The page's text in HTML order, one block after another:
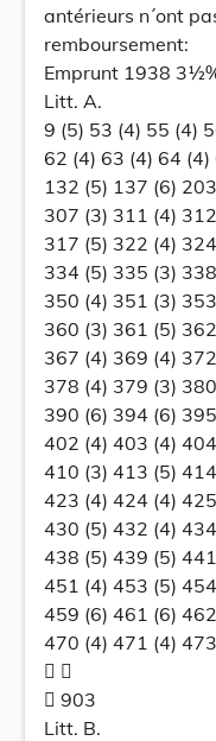
antérieurs n´ont
remboursement:
Emprunt 1938
Litt. A.
9 (5) 53 (4) 55 (4)
62 (4) 63 (4) 64
132 (5) 137 (6)
307 (3) 311 (4)
317 (5) 322 (4)
334 (5) 335 (3)
350 (4) 351 (3)
360 (3) 361 (5)
367 (4) 369 (4)
378 (4) 379 (3)
390 (6) 394 (6)
402 (4) 403 (4)
410 (3) 413 (5)
423 (4) 424 (4)
430 (5) 432 (4)
438 (5) 439 (5)
451 (4) 453 (5)
459 (6) 461 (6)
470 (4) 471 (4)
 
 903
Litt. B.